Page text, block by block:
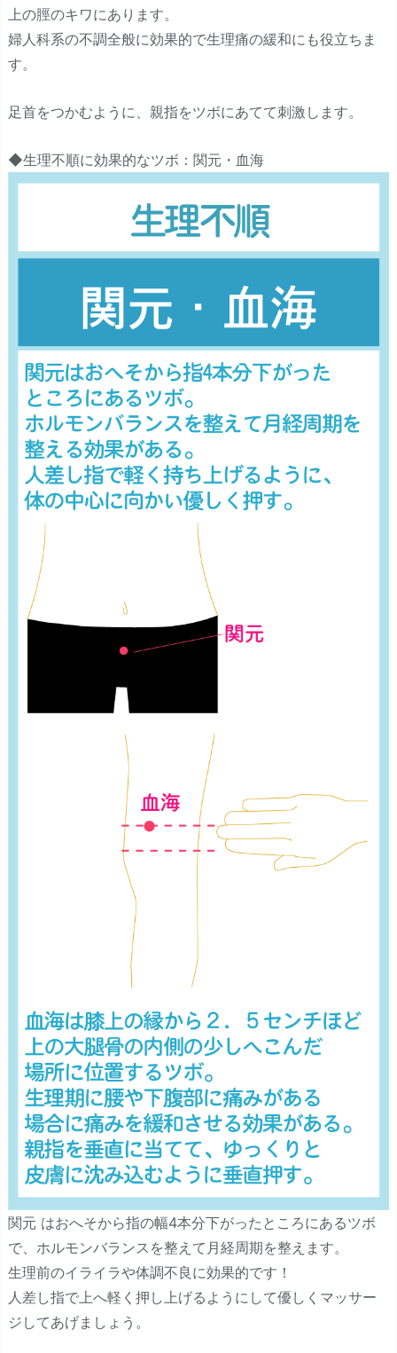
上の脛のキワにあります。
婦人科系の不調全般に効果的で生理痛の緩和にも役立ちま
す。
足首をつかむように、親指をツボにあてて刺激します。
◆生理不順に効果的なツボ：関元・血海
関元 はおへそから指の幅4本分下がったところにあるツボ
で、ホルモンバランスを整えて月経周期を整えます。
生理前のイライラや体調不良に効果的です！
人差し指で上へ軽く押し上げるようにして優しくマッサー
ジしてあげましょう。